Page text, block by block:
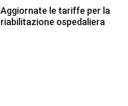
Aggiornate le tariffe per la
riabilitazione ospedaliera